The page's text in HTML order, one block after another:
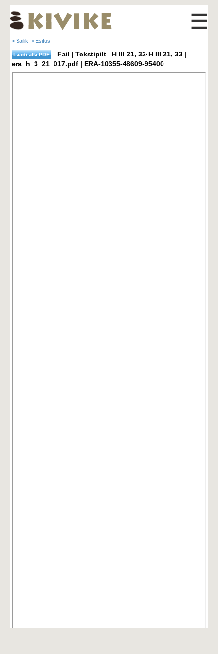
☰
> Säilik > Esitus
Fail | Tekstipilt | H III 21, 32·H III 21, 33 |
era_h_3_21_017.pdf | ERA-10355-48609-95400